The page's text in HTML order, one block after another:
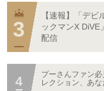
【速報】「デ
ックマンX DiVE
配信
プーさんファン
レクション、あ